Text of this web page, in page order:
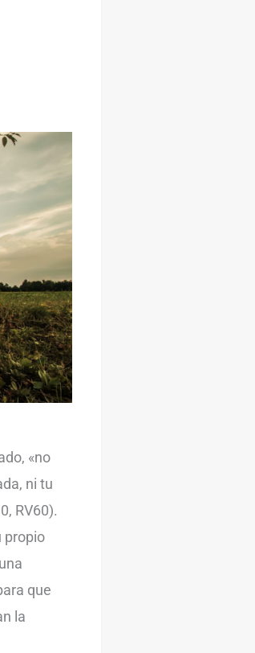
«no
ni tu
RV60).
propio
que
la